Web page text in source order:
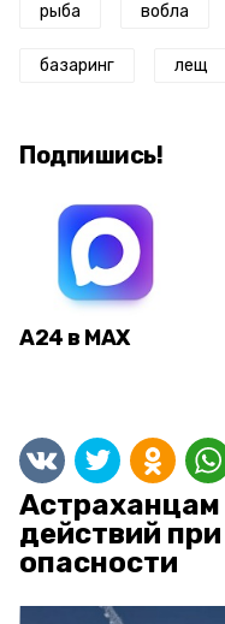
рыба вобла
базаринг лещ
Подпишись!
А24 в MAX
действий
опасности